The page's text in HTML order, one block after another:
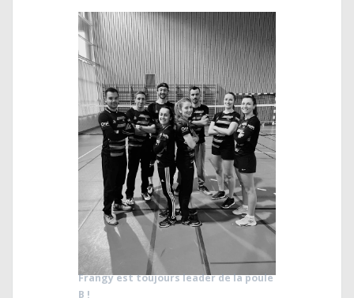
Frangy est toujours leader de la poule
B !